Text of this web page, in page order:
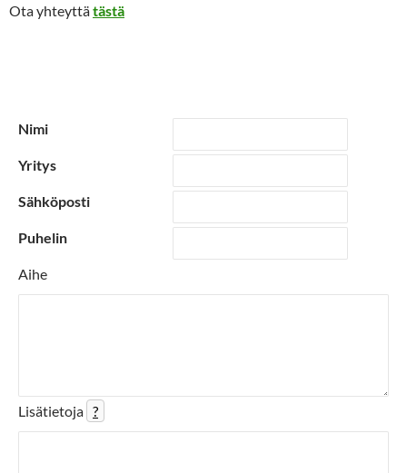
Ota yhteyttätästä
Nimi
Yritys
Sähköposti
Puhelin
Aihe
Lisätietoja ?